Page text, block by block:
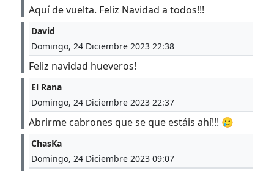
Aquí de vuelta. Feliz Navidad a todos!!!
David
Domingo, 24 Diciembre 2023 22:38
Feliz navidad hueveros!
El Rana
Domingo, 24 Diciembre 2023 22:37
Abrirme cabrones que se que estáis ahí!!! 🥲
ChasKa
Domingo, 24 Diciembre 2023 09:07